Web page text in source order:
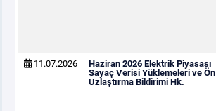
11.07.2026
Haziran 2026 Elektrik Piyasası
Sayaç Verisi Yüklemeleri ve Ön
Uzlaştırma Bildirimi Hk.